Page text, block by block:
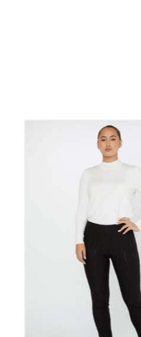
ترکیب‌های روزانه‌تان را
با کیفیت یکی از بهترین سرمایه
60% پنبه، 35% پلی استر و 5% الاستین ساخته شده است و راحتی و
چروک بودن پارچه را تضمین
را در تمام فصول ترجیح داد.
تا ظرافت خود را هم در
شما طراحی‌های باکیفیت و
اصفهان و شیک‌پوشی منحصر به
تابستان پارچه‌های سبک و
می‌کنیم، تا در هر فصلی شیک
بهترین‌های مد ایران به
●از اینکه از فروشگاه عمده فروشی لباس زنانه ما، سایت فروش عمده Kazee Official